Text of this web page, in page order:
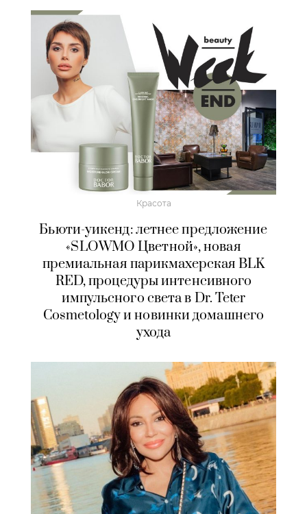
Красота
Бьюти-уикенд: летнее предложение
«SLOWMO Цветной», новая
премиальная парикмахерская BLK
RED, процедуры интенсивного
импульсного света в Dr. Teter
Cosmetology и новинки домашнего
ухода